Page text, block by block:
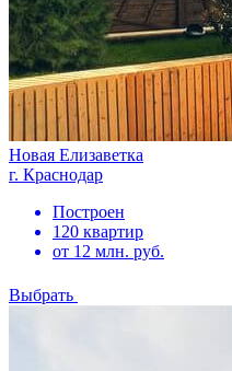
Новая Елизаветка
г. Краснодар
Построен
120 квартир
от 12 млн. руб.
Выбрать